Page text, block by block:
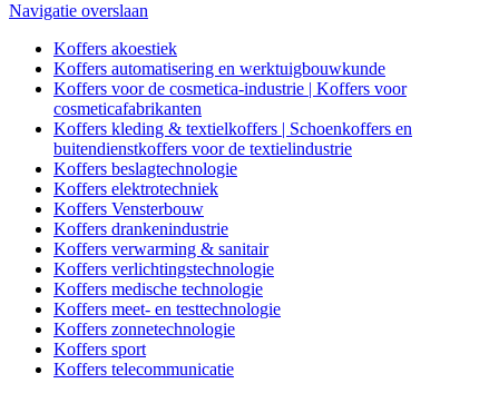
Navigatie overslaan
Koffers akoestiek
Koffers automatisering en werktuigbouwkunde
Koffers voor de cosmetica-industrie | Koffers voor
cosmeticafabrikanten
Koffers kleding & textielkoffers | Schoenkoffers en
buitendienstkoffers voor de textielindustrie
Koffers beslagtechnologie
Koffers elektrotechniek
Koffers Vensterbouw
Koffers drankenindustrie
Koffers verwarming & sanitair
Koffers verlichtingstechnologie
Koffers medische technologie
Koffers meet- en testtechnologie
Koffers zonnetechnologie
Koffers sport
Koffers telecommunicatie